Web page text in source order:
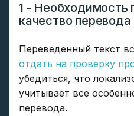
1 - Необходимость
качество перевода
Переведенный текст
отдать на проверку
убедиться, что
учитывает все
перевода.